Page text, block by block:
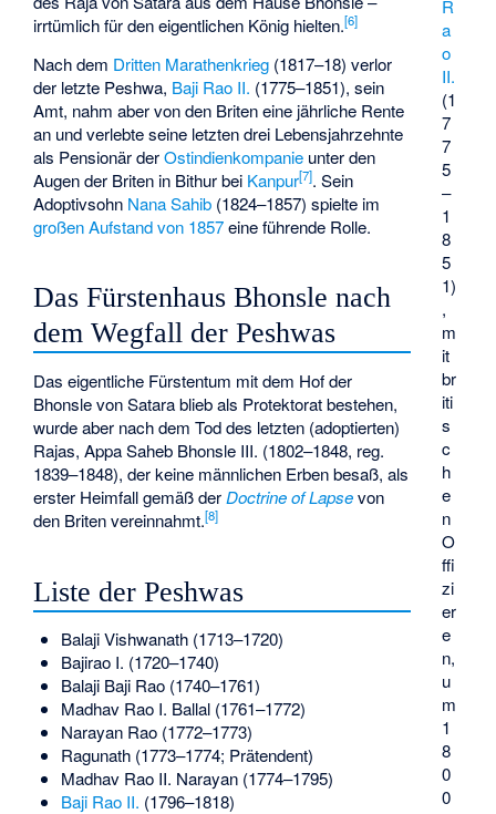
R
a
o
II.
(1
7
7
5
–
1
8
5
1)
,
m
it
br
iti
s
c
h
e
n
O
ffi
zi
er
e
n,
u
m
1
8
0
0
irrtümlich für den eigentlichen König hielten.[6]
Nach dem Dritten Marathenkrieg (1817–18) verlor
der letzte Peshwa, Baji Rao II. (1775–1851), sein
Amt, nahm aber von den Briten eine jährliche Rente
an und verlebte seine letzten drei Lebensjahrzehnte
als Pensionär derOstindienkompanie unter den
Augen der Briten in Bithurbei Kanpur[7]. Sein
Adoptivsohn Nana Sahib (1824–1857) spielte im
großen Aufstand von 1857eine führende Rolle.
Das Fürstenhaus Bhonsle nach
dem Wegfall der Peshwas
Das eigentliche Fürstentum mit dem Hof der
Bhonsle von Satara blieb als Protektorat bestehen,
wurde aber nach dem Tod des letzten (adoptierten)
Rajas,Appa Saheb Bhonsle III. (1802–1848, reg.
1839–1848), der keine männlichen Erben besaß, als
erster Heimfall gemäß derDoctrine of Lapsevon
den Briten vereinnahmt.[8]
Liste der Peshwas
Balaji Vishwanath(1713–1720)
Bajirao I. (1720–1740)
Balaji Baji Rao(1740–1761)
Madhav Rao I. Ballal(1761–1772)
Narayan Rao(1772–1773)
Ragunath(1773–1774; Prätendent)
Madhav Rao II. Narayan(1774–1795)
Baji Rao II. (1796–1818)